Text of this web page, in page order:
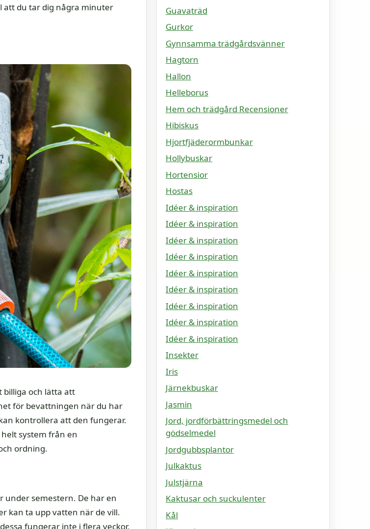
att du tar dig några minuter
och lätta att
för bevattningen när du har
kontrollera att den fungerar.
system från en
ordning.
semestern. De har en
kan ta upp vatten när de vill.
fungerar inte i flera veckor,
Guavaträd
Gurkor
Gynnsamma trädgårdsvänner
Hagtorn
Hallon
Helleborus
Hem och trädgård Recensioner
Hibiskus
Hjortfjäderormbunkar
Hollybuskar
Hortensior
Hostas
Idéer & inspiration
Idéer & inspiration
Idéer & inspiration
Idéer & inspiration
Idéer & inspiration
Idéer & inspiration
Idéer & inspiration
Idéer & inspiration
Idéer & inspiration
Insekter
Iris
Järnekbuskar
Jasmin
Jord, jordförbättringsmedel och
gödselmedel
Jordgubbsplantor
Julkaktus
Julstjärna
Kaktusar och suckulenter
Kål